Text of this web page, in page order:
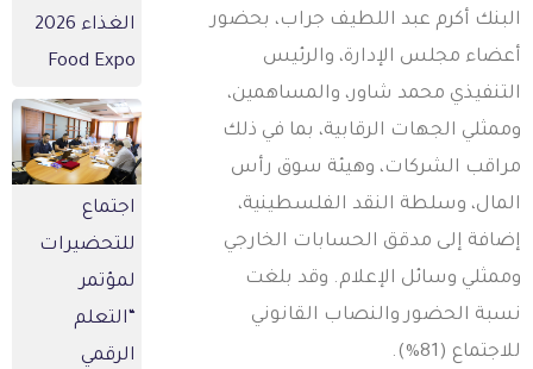
أكرم عبد اللطيف جراب، بحضور
مجلس الإدارة، والرئيس
محمد شاور، والمساهمين،
الجهات الرقابية، بما في ذلك
الشركات، وهيئة سوق رأس
وسلطة النقد الفلسطينية،
إلى مدقق الحسابات الخارجي
وسائل الإعلام. وقد بلغت
الحضور والنصاب القانوني
(81%).
الغذاء 2026
Food Expo
اجتماع
للتحضيرات
لمؤتمر
“التعلم
الرقمي